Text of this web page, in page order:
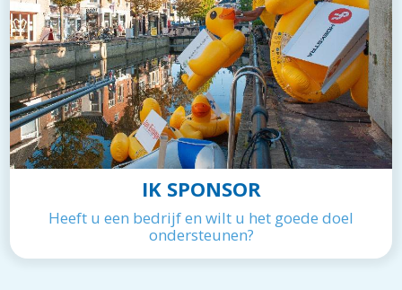
IK SPONSOR
Heeft u een bedrijf en wilt u het goede doel
ondersteunen?